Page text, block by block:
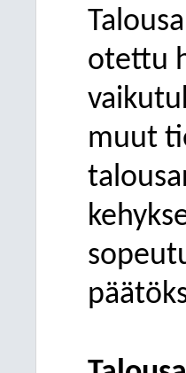
otettu
muut